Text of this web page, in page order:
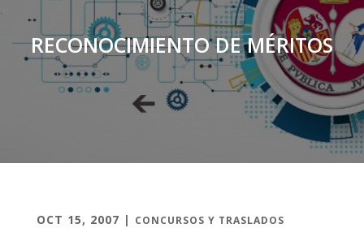
'
RECONOCIMIENTO DE MÉRITOS
OCT 15, 2007 | CONCURSOS Y TRASLADOS